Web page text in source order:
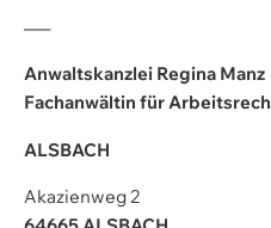
—–
Anwaltskanzlei Regina Manz
Fachanwältin für
ALSBACH
Akazienweg 2